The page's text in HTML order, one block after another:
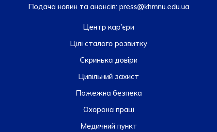
Подача новин та анонсів:press@khmnu.edu.ua
Центр кар’єри
Цілі сталого розвитку
Скринька довiри
Цивільний захист
Пожежна безпека
Охорона праці
Медичний пункт